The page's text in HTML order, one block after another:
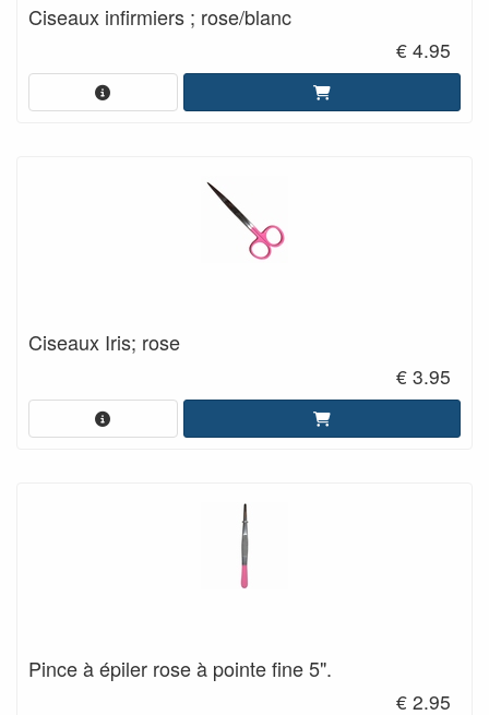
Ciseaux infirmiers ; rose/blanc
€ 4.95
Ciseaux Iris; rose
€ 3.95
Pince à épiler rose à pointe fine 5".
€ 2.95